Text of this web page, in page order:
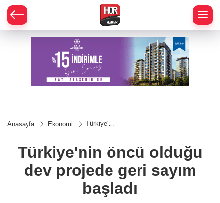
Anasayfa Ekonomi
Türkiye'nin
dev
projede
başladı
Türkiye'nin öncü olduğu
dev projede geri sayım
başladı